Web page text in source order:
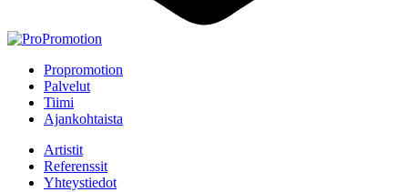
Propromotion
Palvelut
Tiimi
Ajankohtaista
Artistit
Referenssit
Yhteystiedot